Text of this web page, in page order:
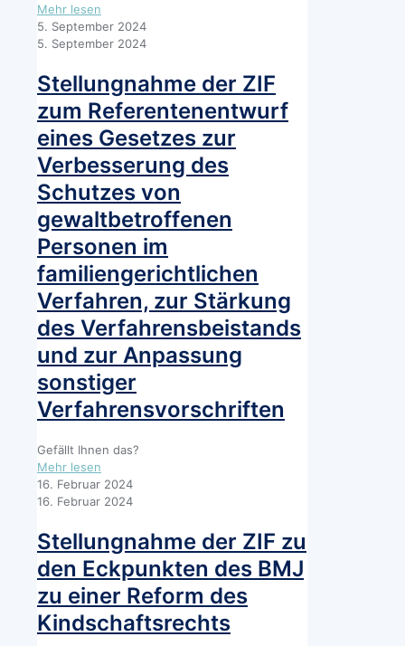
Mehr lesen
Stellungnahme
der
zum
Referentenentwurf
eines
Gesetzes
für
ein
verlässliches
Hilfesystem
bei
geschlechtsspezifischer
Gewalt
und
häuslicher
Gewalt
5. September 2024
5. September 2024
Stellungnahme der ZIF
zum Referentenentwurf
eines Gesetzes zur
Verbesserung des
Schutzes von
gewaltbetroffenen
Personen im
familiengerichtlichen
Verfahren, zur Stärkung
des Verfahrensbeistands
und zur Anpassung
sonstiger
Verfahrensvorschriften
Gefällt Ihnen das?
Mehr lesen
Stellungnahme
der
zum
Referentenentwurf
eines
Gesetzes
zur
Verbesserung
des
16. Februar 2024
16. Februar 2024
Stellungnahme der ZIF zu
den Eckpunkten des BMJ
zu einer Reform des
Kindschaftsrechts